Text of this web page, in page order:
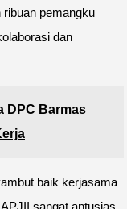
pemangku
dan
DPC Barmas
baik kerjasama
sangat antusias